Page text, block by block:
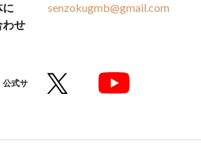
に
わせ
senzokugmb@gmail.com
公式サ